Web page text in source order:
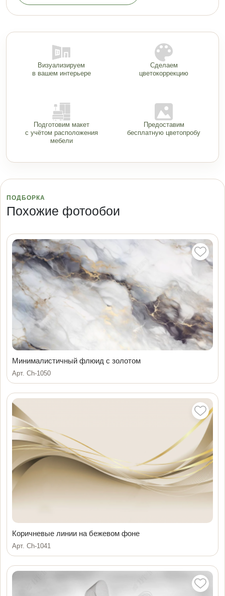
Визуализируем
в вашем интерьере
Подготовим макет
с учётом расположения
мебели
Сделаем
цветокоррекцию
Предоставим
бесплатную цветопробу
ПОДБОРКА
Похожие фотообои
Минималистичный флюид с золотом
Арт. Ch-1050
Коричневые линии на бежевом фоне
Арт. Ch-1041